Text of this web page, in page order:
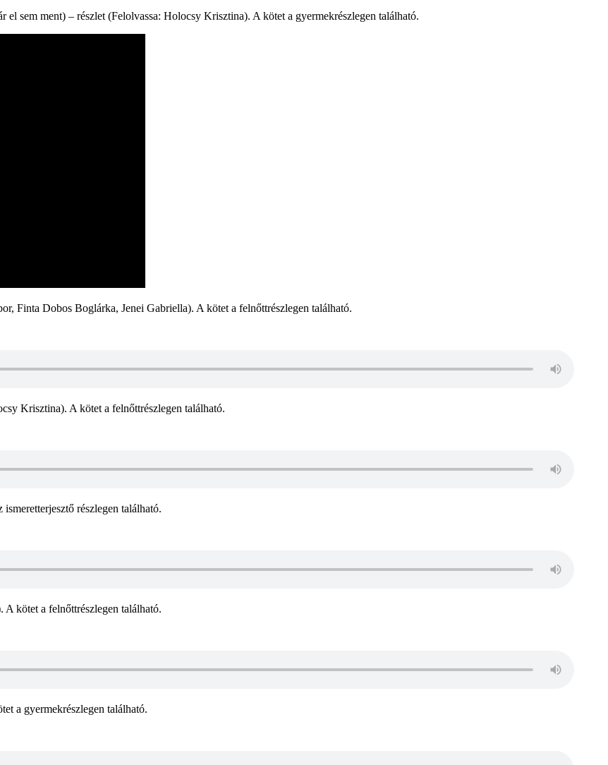
sem ment) – részlet (Felolvassa: Holocsy Krisztina). A kötet a gyermekrészlegen található.
Finta Dobos Boglárka, Jenei Gabriella). A kötet a felnőttrészlegen található.
Krisztina). A kötet a felnőttrészlegen található.
részlegen található.
kötet a felnőttrészlegen található.
a gyermekrészlegen található.